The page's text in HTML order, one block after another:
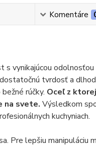
Komentáre
vynikajúcou
dostatočnú tvrdosť a
rúčky. Oceľ z
na svete. Výsledkom
kuchyniach.
Pre lepšiu manipuláciu